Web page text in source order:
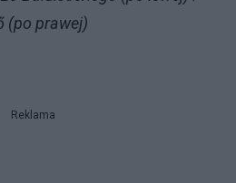
(po prawej)
Reklama